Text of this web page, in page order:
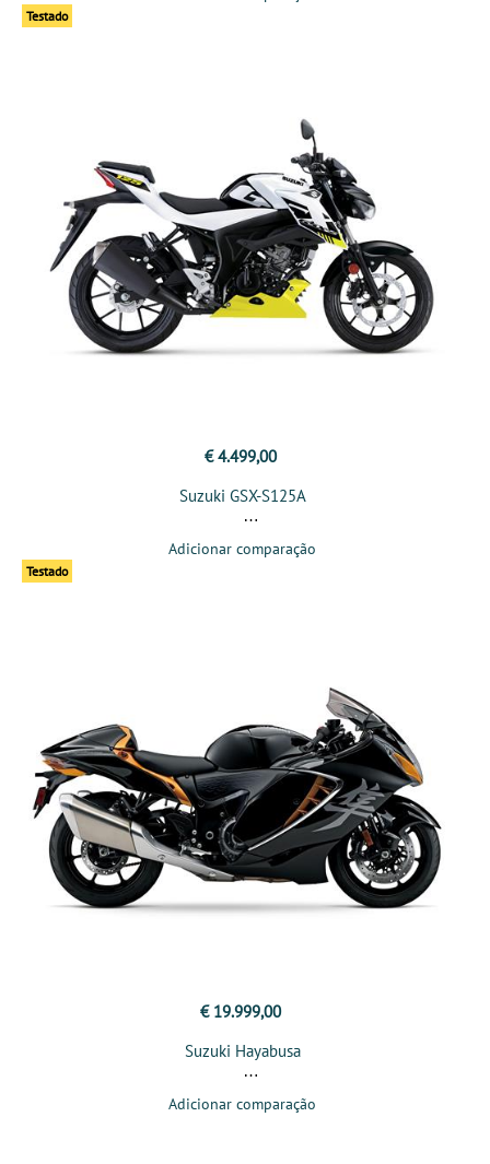
Testado
€ 4.499,00
Suzuki GSX-S125A
Adicionar comparação
Testado
€ 19.999,00
Suzuki Hayabusa
Adicionar comparação